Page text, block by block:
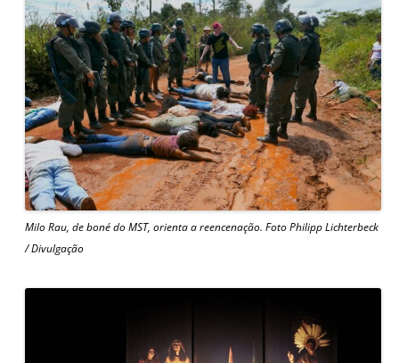
Milo Rau, de boné do MST, orienta a reencenação. Foto Philipp Lichterbeck
/ Divulgação